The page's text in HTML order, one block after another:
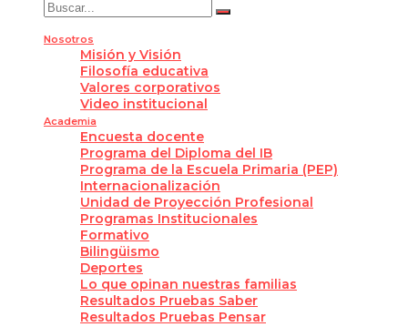
Nosotros
Misión y Visión
Filosofía educativa
Valores corporativos
Video institucional
Academia
Encuesta docente
Programa del Diploma del IB
Programa de la Escuela Primaria (PEP)
Internacionalización
Unidad de Proyección Profesional
Programas Institucionales
Formativo
Bilingüismo
Deportes
Lo que opinan nuestras familias
Resultados Pruebas Saber
Resultados Pruebas Pensar